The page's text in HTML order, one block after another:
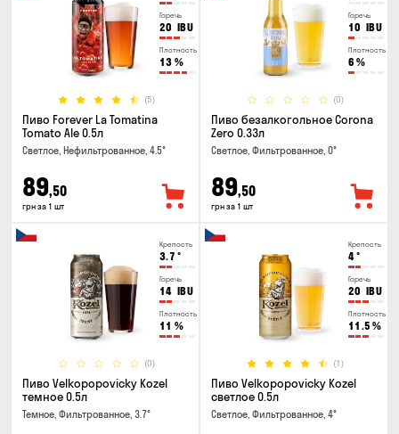
Горечь
20 IBU
Плотность
13 %
(5)
Пиво Forever La Tomatina
Tomato Ale 0.5л
Светлое, Нефильтрованное, 4.5°
89,50
грн за 1 шт
Горечь
10 IBU
Плотность
6 %
(0)
Пиво безалкогольное Corona
Zero 0.33л
Светлое, Фильтрованное, 0°
89,50
грн за 1 шт
Крепость
3.7 °
Горечь
14 IBU
Плотность
11 %
(0)
Пиво Velkopopovicky Kozel
темное 0.5л
Темное, Фильтрованное, 3.7°
Крепость
4°
Горечь
20 IBU
Плотность
11.5 %
(1)
Пиво Velkopopovicky Kozel
светлое 0.5л
Светлое, Фильтрованное, 4°